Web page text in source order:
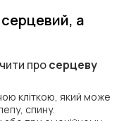
серцевий, а
просерцеву
кліткою, який може
спину.